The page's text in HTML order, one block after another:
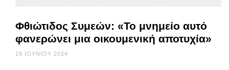
Φθιώτιδος Συμεών: «Το μνημείο αυτό
φανερώνει μια οικουμενική αποτυχία»
19 ΙΟΥΝΊΟΥ 2024